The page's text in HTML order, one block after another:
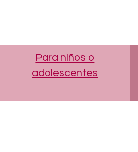
Para niños o
adolescentes